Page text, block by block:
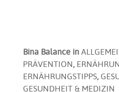
Bina Balancein
PRÄVENTION,
ERNÄHRUNGSTIPPS,
GESUNDHEIT & MEDIZIN